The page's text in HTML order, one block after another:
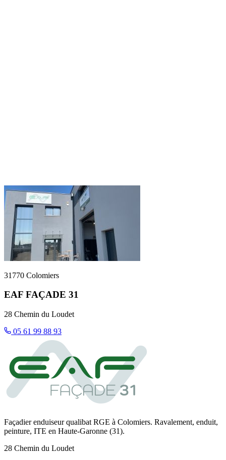
31770 Colomiers
EAF FAÇADE 31
28 Chemin du Loudet
05 61 99 88 93
Façadier enduiseur qualibat RGE à Colomiers. Ravalement, enduit,
peinture, ITE en Haute-Garonne (31).
28 Chemin du Loudet